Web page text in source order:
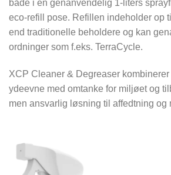
både i en genanvendelig 1-liters
eco-refill pose. Refillen indeholder op
end traditionelle beholdere og kan
ordninger som f.eks. TerraCycle.
XCP Cleaner & Degreaser kombinerer
ydeevne med omtanke for miljøet og
men ansvarlig løsning til affedtning og